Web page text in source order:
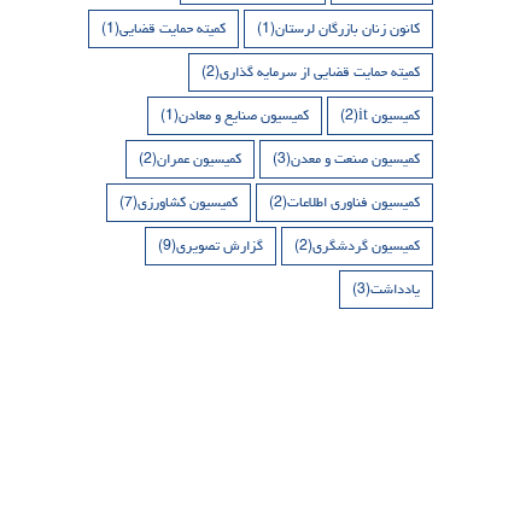
کانون زنان بازرگان لرستان(1) کمیته حمایت قضایی(1)
کمیته حمایت قضایی از سرمایه گذاری(2)
کمیسیون it (2) کمیسیون صنایع و معادن(1)
کمیسیون صنعت و معدن(3) کمیسیون عمران(2)
کمیسیون فناوری اطلاعات(2) کمیسیون کشاورزی(7)
کمیسیون گردشگری(2) گزارش تصویری(9)
یادداشت(3)